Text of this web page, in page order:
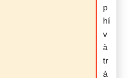
p
hí
v
à
tr
ả